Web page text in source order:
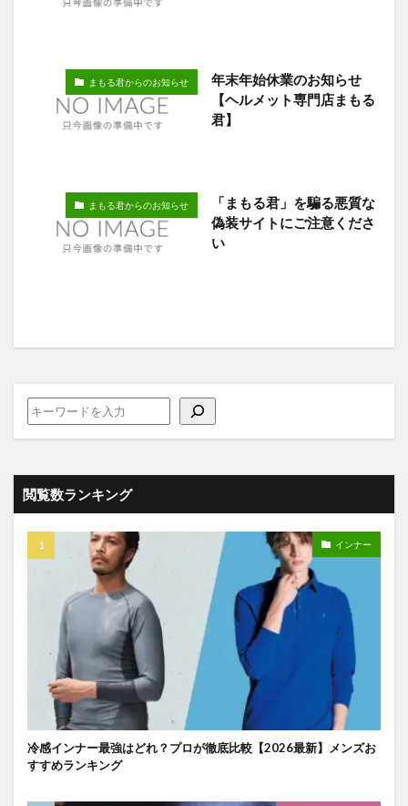
まもる君からのお知らせ
年末年始休業のお知らせ
【ヘルメット専門店まもる
君】
まもる君からのお知らせ
「まもる君」を騙る悪質な
偽装サイトにご注意くださ
い
閲覧数ランキング
インナー
冷感インナー最強はどれ？プロが徹底比較【2026最新】メンズお
すすめランキング